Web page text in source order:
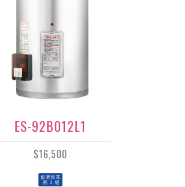
ES-92B012L1
$16,500